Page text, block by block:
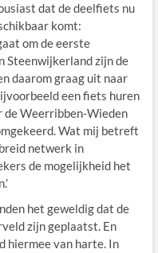
dat de deelfiets nu
komt:
om de eerste
Steenwijkerland zijn de
daarom graag uit naar
een fiets huren
de Weerribben-Wieden
Wat mij betreft
netwerk in
de mogelijkheid het
het geweldig dat de
zijn geplaatst. En
hiermee van harte. In